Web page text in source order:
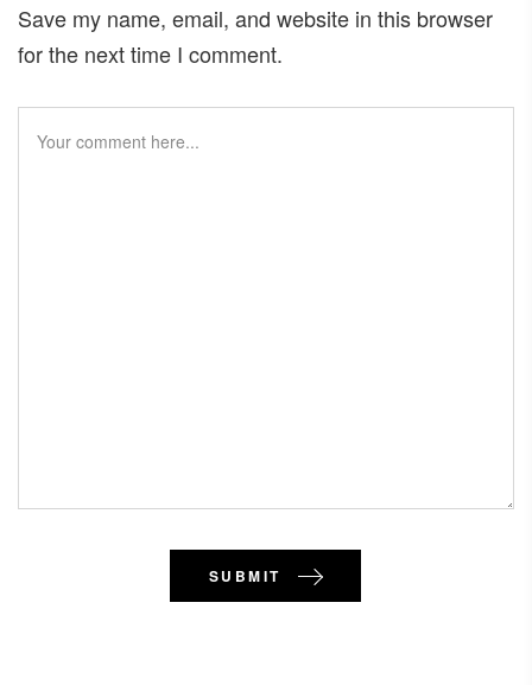
Save my name, email, and website in this browser
for the next time I comment.